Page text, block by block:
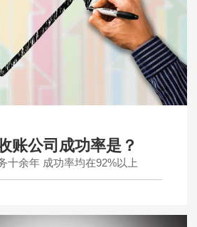
账公司成功率是？
十余年 成功率均在92%以上